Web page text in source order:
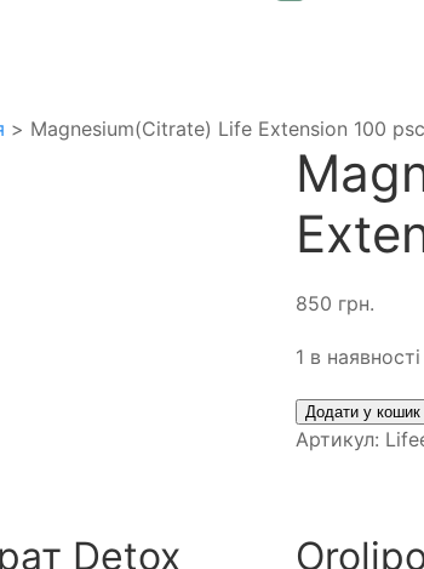
> Magnesium(Citrate) Life Extension 100 psc
850 грн.
1 в наявності
Додати у кошик
Артикул:
Detox